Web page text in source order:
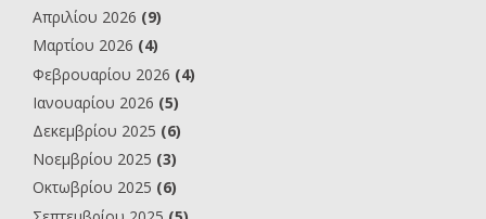
Απριλίου 2026 (9)
Μαρτίου 2026 (4)
Φεβρουαρίου 2026 (4)
Ιανουαρίου 2026 (5)
Δεκεμβρίου 2025 (6)
Νοεμβρίου 2025 (3)
Οκτωβρίου 2025 (6)